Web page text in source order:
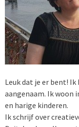
Leuk dat je er bent!
aangenaam. Ik woon
en harige kinderen.
Ik schrijf over